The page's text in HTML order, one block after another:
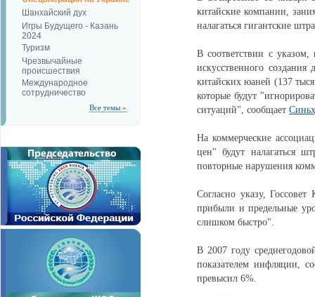
Шанхайский дух
Игры Будущего - Казань
2024
Туризм
Чрезвычайные
происшествия
Международное
сотрудничество
Все темы »
китайские компании,
налагаться гигантские
В соответствии с
искусственного
китайских юаней (137
которые будут
ситуаций", сообщает
На коммерческие
цен" будут налагаться
повторные нарушения
Согласно указу,
прибыли и предельные
слишком быстро".
В 2007 году
показателем инфляции,
превысил 6%.